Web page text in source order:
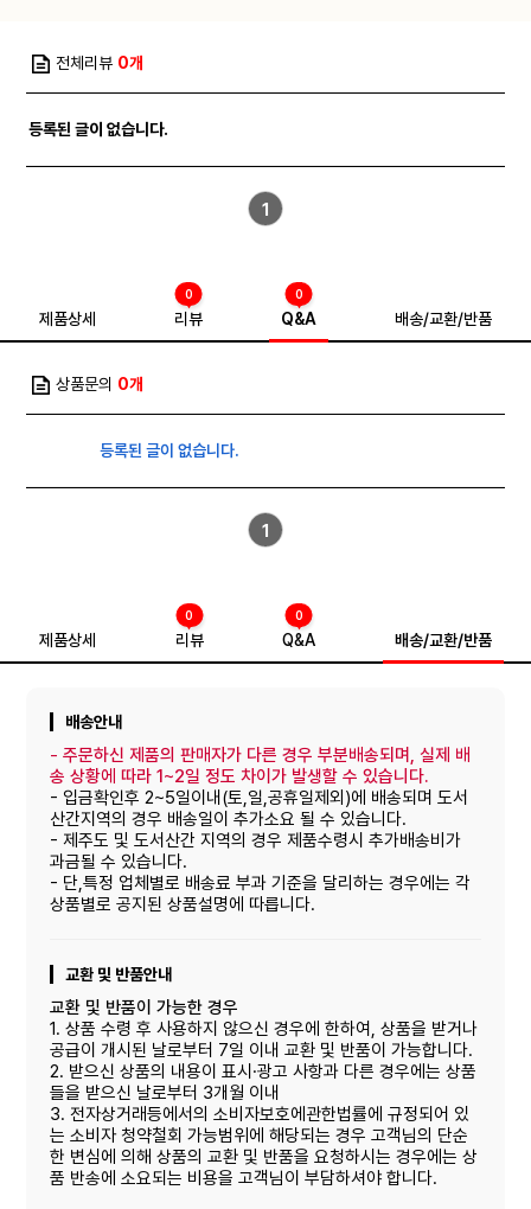
전체리뷰 0개
등록된 글이 없습니다.
1
제품상세 리뷰
0
Q&A
0
배송/교환/반품
상품문의 0개
등록된 글이 없습니다.
1
제품상세 리뷰
0
Q&A
0
배송/교환/반품
배송안내
-주문하신 제품의 판매자가 다른 경우 부분배송되며, 실제 배
송 상황에 따라 1~2일 정도 차이가 발생할 수 있습니다.
- 입금확인후 2~5일이내(토,일,공휴일제외)에 배송되며 도서
산간지역의 경우 배송일이 추가소요 될 수 있습니다.
- 제주도 및 도서산간 지역의 경우 제품수령시 추가배송비가
과금될 수 있습니다.
- 단,특정 업체별로 배송료 부과 기준을 달리하는 경우에는 각
상품별로 공지된 상품설명에 따릅니다.
교환 및 반품안내
교환 및 반품이 가능한 경우
1. 상품 수령 후 사용하지 않으신 경우에 한하여, 상품을 받거나
공급이 개시된 날로부터 7일 이내 교환 및 반품이 가능합니다.
2. 받으신 상품의 내용이 표시·광고 사항과 다른 경우에는 상품
들을 받으신 날로부터 3개월 이내
3. 전자상거래등에서의 소비자보호에관한법률에 규정되어 있
는 소비자 청약철회 가능범위에 해당되는 경우 고객님의 단순
한 변심에 의해 상품의 교환 및 반품을 요청하시는 경우에는 상
품 반송에 소요되는 비용을 고객님이 부담하셔야 합니다.